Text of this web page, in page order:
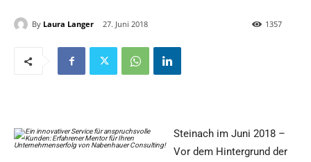
By Laura Langer 27. Juni 2018 1357
Steinach im Juni 2018 –
Vor dem Hintergrund der